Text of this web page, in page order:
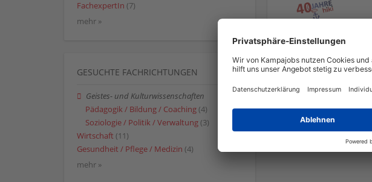
FachexpertIn (7)
mehr »
GESUCHTE FACHRICHTUNGEN
Geistes- und Kulturwissenschaften
Pädagogik / Bildung / Coaching (4)
Soziologie / Politik / Verwaltung (3)
Wirtschaft (11)
Gesundheit / Pflege / Medizin (4)
mehr »